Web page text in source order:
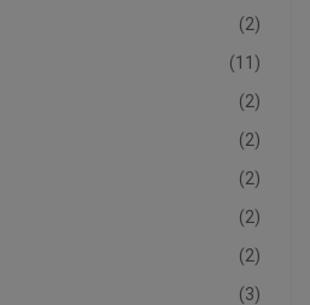
(2)
(11)
(2)
(2)
(2)
(2)
(2)
(3)